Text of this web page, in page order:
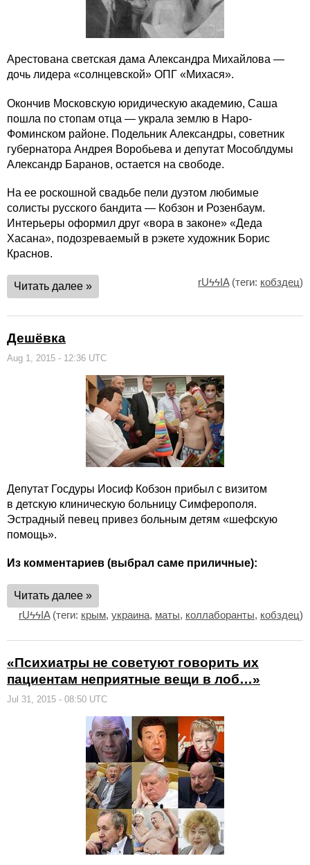
Арестована светская дама Александра Михайлова —
дочь лидера «солнцевской» ОПГ «Михася».
Окончив Московскую юридическую академию, Саша
пошла по стопам отца — украла землю в Наро-
Фоминском районе. Подельник Александры, советник
губернатора Андрея Воробьева и депутат Мособлдумы
Александр Баранов, остается на свободе.
На ее роскошной свадьбе пели дуэтом любимые
солисты русского бандита — Кобзон и Розенбаум.
Интерьеры оформил друг «вора в законе» «Деда
Хасана», подозреваемый в рэкете художник Борис
Краснов.
Читать далее » rUϟϟIA(теги: кобздец)
Дешёвка
Aug 1, 2015 - 12:36 UTC
Депутат Госдуры Иосиф Кобзон прибыл с визитом
в детскую клиническую больницу Симферополя.
Эстрадный певец привез больным детям «шефскую
помощь».
Из комментариев (выбрал саме приличные):
Читать далее »
rUϟϟIA(теги: крым, украина, маты, коллаборанты, кобздец)
«Психиатры не советуют говорить их
пациентам неприятные вещи в лоб…»
Jul 31, 2015 - 08:50 UTC